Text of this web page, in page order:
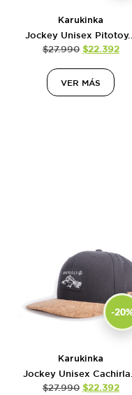
Karukinka
Jockey Unisex
$27.990 $22.392
VER MÁS
-
Karukinka
Jockey Unisex
$27.990 $22.392